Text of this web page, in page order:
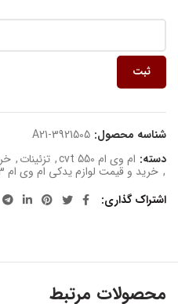
ثبت
شناسه محصول: A21-3921505
دسته: ام وی ام 550 cvt , تزئینات,
, خرید و قیمت لوازم یدکی ام وی ام x33
اشتراک گذاری
محصولات مرتبط